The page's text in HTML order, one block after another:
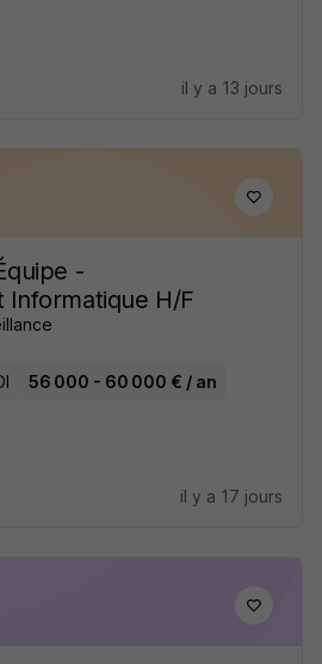
il y a 13 jours
-
Informatique H/F
56 000 - 60 000 € / an
il y a 17 jours